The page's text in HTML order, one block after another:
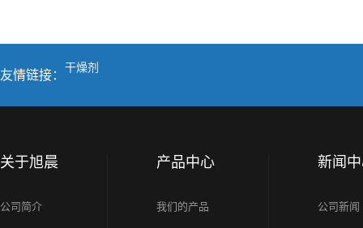
友情链接：
干燥剂
关于旭晨
公司简介
产品中心
我们的产品
新闻
公司新闻